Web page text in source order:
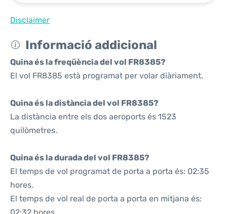
Disclaimer
Informació addicional
Quina és la freqüència del vol FR8385?
El vol FR8385 està programat per volar diàriament.
Quina és la distància del vol FR8385?
La distància entre els dos aeroports és 1523
quilòmetres.
Quina és la durada del vol FR8385?
El temps de vol programat de porta a porta és: 02:35
hores.
El temps de vol real de porta a porta en mitjana és: